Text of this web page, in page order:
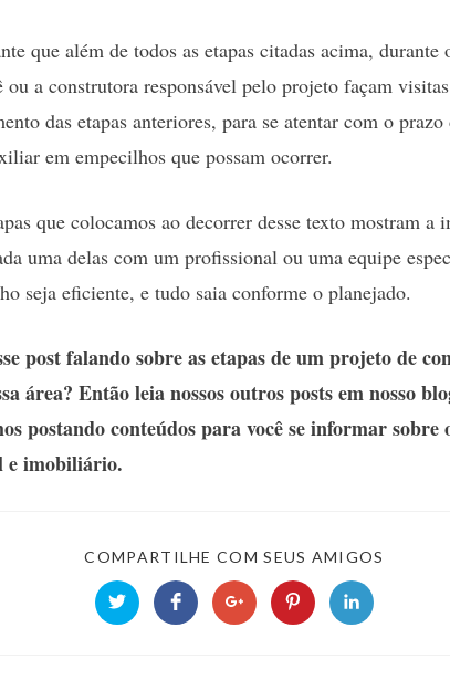
que além de todos as etapas citadas acima, durante
ou a construtora responsável pelo projeto façam
das etapas anteriores, para se atentar com o prazo
em empecilhos que possam ocorrer.
que colocamos ao decorrer desse texto mostram a
uma delas com um profissional ou uma equipe
seja eficiente, e tudo saia conforme o planejado.
post falando sobre as etapas de um projeto de
área? Então leia nossos outros posts em nosso
postando conteúdos para você se informar sobre
e imobiliário.
COMPARTILHE COM SEUS AMIGOS
Opens
in
Opens
in
Opens
in
Opens
in
Opens
in